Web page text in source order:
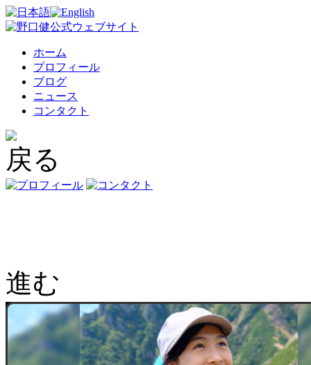
ホーム
プロフィール
ブログ
ニュース
コンタクト
戻る
進む